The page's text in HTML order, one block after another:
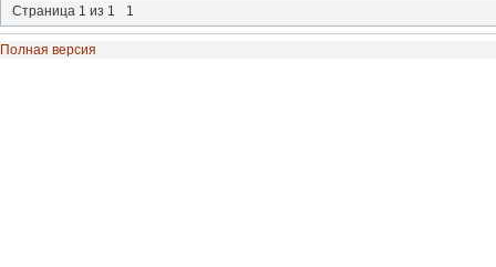
Страница 1 из 1 1
Полная версия